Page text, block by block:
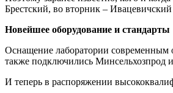
Брестский, во вторник –
Новейшее оборудование и стандарты
Оснащение лаборатории современным
также подключились Минсельхозпрод
И теперь в распоряжении